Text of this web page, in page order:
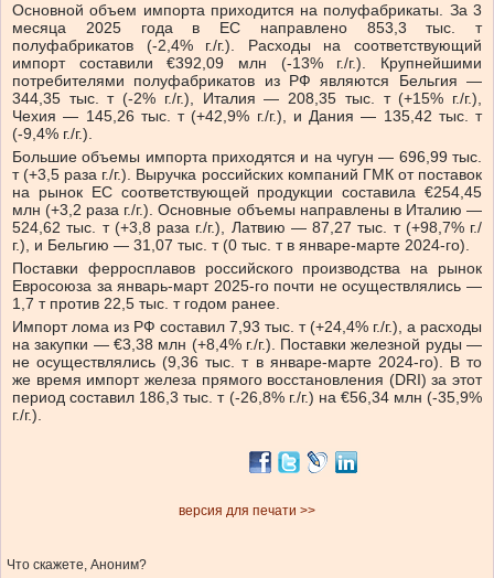
Основной объем импорта приходится на полуфабрикаты. За 3
месяца 2025 года в ЕС направлено 853,3 тыс. т
полуфабрикатов (-2,4% г./г.). Расходы на соответствующий
импорт составили €392,09 млн (-13% г./г.). Крупнейшими
потребителями полуфабрикатов из РФ являются Бельгия —
344,35 тыс. т (-2% г./г.), Италия — 208,35 тыс. т (+15% г./г.),
Чехия — 145,26 тыс. т (+42,9% г./г.), и Дания — 135,42 тыс. т
(-9,4% г./г.).
Большие объемы импорта приходятся и на чугун — 696,99 тыс.
т (+3,5 раза г./г.). Выручка российских компаний ГМК от поставок
на рынок ЕС соответствующей продукции составила €254,45
млн (+3,2 раза г./г.). Основные объемы направлены в Италию —
524,62 тыс. т (+3,8 раза г./г.), Латвию — 87,27 тыс. т (+98,7% г./
г.), и Бельгию — 31,07 тыс. т (0 тыс. т в январе-марте 2024-го).
Поставки ферросплавов российского производства на рынок
Евросоюза за январь-март 2025-го почти не осуществлялись —
1,7 т против 22,5 тыс. т годом ранее.
Импорт лома из РФ составил 7,93 тыс. т (+24,4% г./г.), а расходы
на закупки — €3,38 млн (+8,4% г./г.). Поставки железной руды —
не осуществлялись (9,36 тыс. т в январе-марте 2024-го). В то
же время импорт железа прямого восстановления (DRI) за этот
период составил 186,3 тыс. т (-26,8% г./г.) на €56,34 млн (-35,9%
г./г.).
версия для печати >>
Что скажете, Аноним?